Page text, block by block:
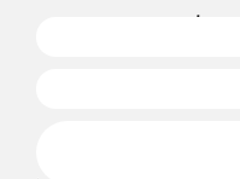
אליכם בהקדם